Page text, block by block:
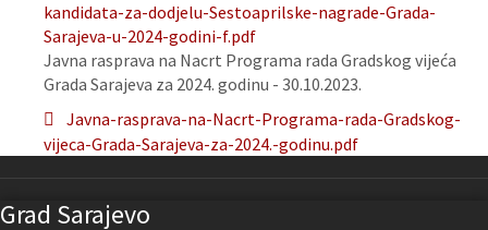
kandidata-za-dodjelu-Sestoaprilske-nagrade-Grada-
Sarajeva-u-2024-godini-f.pdf
Javna rasprava na Nacrt Programa rada Gradskog vijeća
Grada Sarajeva za 2024. godinu - 30.10.2023.
Javna-rasprava-na-Nacrt-Programa-rada-Gradskog-
vijeca-Grada-Sarajeva-za-2024.-godinu.pdf
Grad Sarajevo